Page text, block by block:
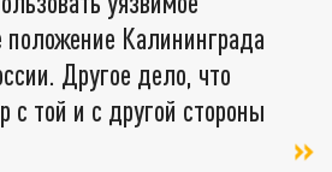
положение Калининграда
Другое дело, что
с той и с другой стороны